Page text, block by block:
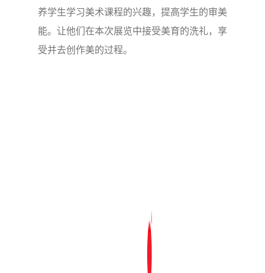
养学生学习美术课程的兴趣，提高学生的审美
能。让他们在本次展览中接受美育的洗礼，享
受并去创作美的过程。